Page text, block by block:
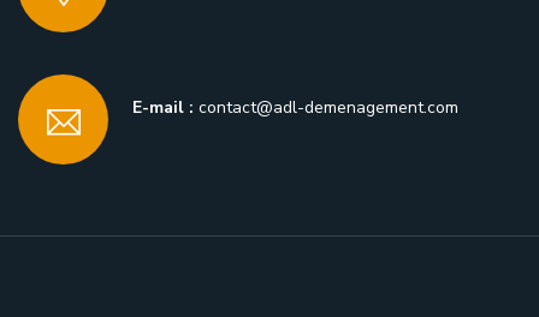
E-mail : contact@adl-demenagement.com